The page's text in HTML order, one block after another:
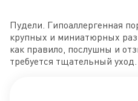
Пудели. Гипоаллергенная
крупных и миниатюрных
как правило, послушны и
требуется тщательный уход.